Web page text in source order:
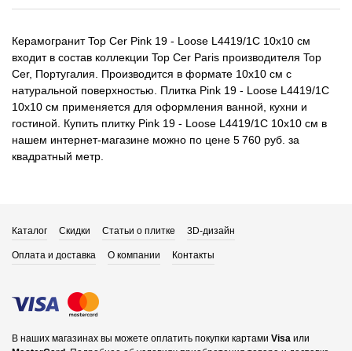
Керамогранит Top Cer Pink 19 - Loose L4419/1C 10x10 см
входит в состав коллекции Top Cer Paris производителя Top
Cer, Португалия. Производится в формате 10x10 см с
натуральной поверхностью. Плитка Pink 19 - Loose L4419/1C
10x10 см применяется для оформления ванной, кухни и
гостиной. Купить плитку Pink 19 - Loose L4419/1C 10x10 см в
нашем интернет-магазине можно по цене 5 760 руб. за
квадратный метр.
Каталог Скидки Статьи о плитке 3D-дизайн
Оплата и доставка О компании Контакты
В наших магазинах вы можете оплатить покупки картами Visa или